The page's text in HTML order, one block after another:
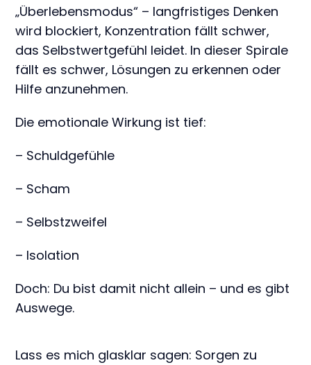
„Überlebensmodus“ – langfristiges Denken
wird blockiert, Konzentration fällt schwer,
das Selbstwertgefühl leidet. In dieser Spirale
fällt es schwer, Lösungen zu erkennen oder
Hilfe anzunehmen.
Die emotionale Wirkung ist tief:
– Schuldgefühle
– Scham
– Selbstzweifel
– Isolation
Doch: Du bist damit nicht allein – und es gibt
Auswege.
Lass es mich glasklar sagen: Sorgen zu